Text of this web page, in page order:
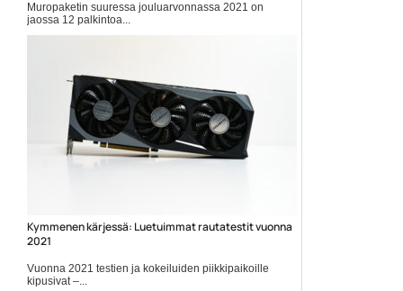
Muropaketin suuressa jouluarvonnassa 2021 on
jaossa 12 palkintoa...
Elokuvauutiset
Kymmenen kärjessä: Luetuimmat rautatestit vuonna
2021
Vuonna 2021 testien ja kokeiluiden piikkipaikoille
kipusivat –...